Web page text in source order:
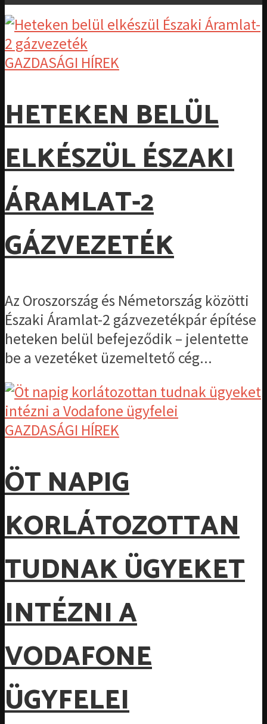
GAZDASÁGI HÍREK
HETEKEN BELÜL
ELKÉSZÜL ÉSZAKI
ÁRAMLAT-2
GÁZVEZETÉK
Az Oroszország és Németország közötti
Északi Áramlat-2 gázvezetékpár építése
heteken belül befejeződik – jelentette
be a vezetéket üzemeltető cég...
GAZDASÁGI HÍREK
ÖT NAPIG
KORLÁTOZOTTAN
TUDNAK ÜGYEKET
INTÉZNI A
VODAFONE
ÜGYFELEI